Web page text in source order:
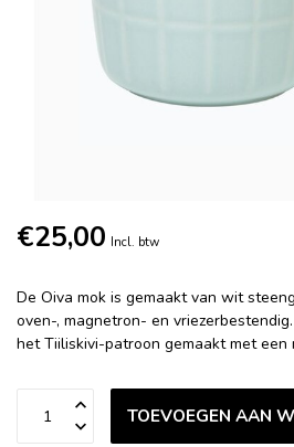
€25,00 Incl. btw
De Oiva mok is gemaakt van wit
oven-, magnetron- en
het Tiiliskivi-patroon gemaakt met een
TOEVOEGEN AAN